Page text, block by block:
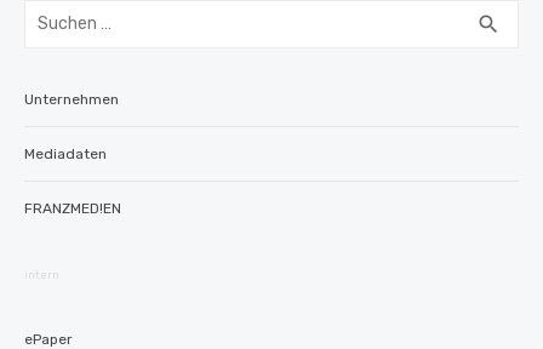
Suchen
search
Unternehmen
Mediadaten
FRANZMED!EN
intern
ePaper